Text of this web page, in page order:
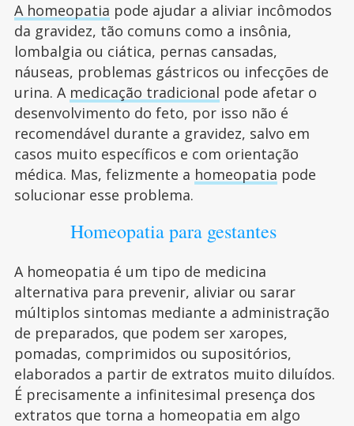
A homeopatia pode ajudar a aliviar incômodos
da gravidez, tão comuns como a insônia,
lombalgia ou ciática, pernas cansadas,
náuseas, problemas gástricos ou infecções de
urina. A medicação tradicional pode afetar o
desenvolvimento do feto, por isso não é
recomendável durante a gravidez, salvo em
casos muito específicos e com orientação
médica. Mas, felizmente a homeopatia pode
solucionar esse problema.
Homeopatia para gestantes
A homeopatia é um tipo de medicina
alternativa para prevenir, aliviar ou sarar
múltiplos sintomas mediante a administração
de preparados, que podem ser xaropes,
pomadas, comprimidos ou supositórios,
elaborados a partir de extratos muito diluídos.
É precisamente a infinitesimal presença dos
extratos que torna a homeopatia em algo